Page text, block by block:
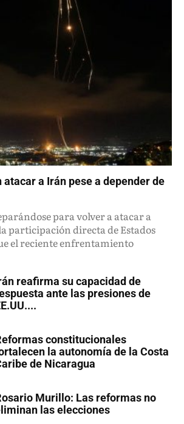
a Irán pese a depender de
para volver a atacar a
participación directa de Estados
el reciente enfrentamiento
reafirma su capacidad de
ante las presiones de
constitucionales
la autonomía de la Costa
de Nicaragua
Murillo: Las reformas no
las elecciones